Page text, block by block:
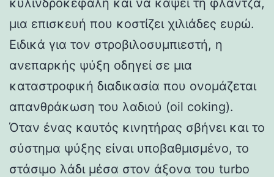
μια επισκευή που κοστίζει χιλιάδες ευρώ.
Ειδικά για τον στροβιλοσυμπιεστή, η
ανεπαρκής ψύξη οδηγεί σε μια
καταστροφική διαδικασία που ονομάζεται
απανθράκωση του λαδιού (oil coking).
Όταν ένας καυτός κινητήρας σβήνει και το
σύστημα ψύξης είναι υποβαθμισμένο, το
στάσιμο λάδι μέσα στον άξονα του turbo